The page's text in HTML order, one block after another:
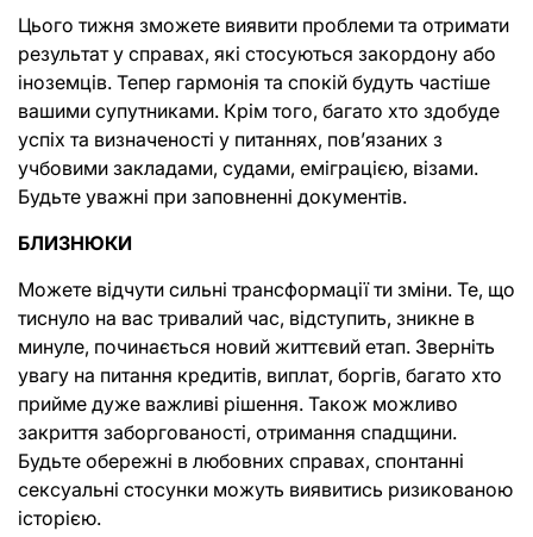
Цього тижня зможете виявити проблеми та отримати
результат у справах, які стосуються закордону або
іноземців. Тепер гармонія та спокій будуть частіше
вашими супутниками. Крім того, багато хто здобуде
успіх та визначеності у питаннях, пов’язаних з
учбовими закладами, судами, еміграцією, візами.
Будьте уважні при заповненні документів.
БЛИЗНЮКИ
Можете відчути сильні трансформації ти зміни. Те, що
тиснуло на вас тривалий час, відступить, зникне в
минуле, починається новий життєвий етап. Зверніть
увагу на питання кредитів, виплат, боргів, багато хто
прийме дуже важливі рішення. Також можливо
закриття заборгованості, отримання спадщини.
Будьте обережні в любовних справах, спонтанні
сексуальні стосунки можуть виявитись ризикованою
історією.